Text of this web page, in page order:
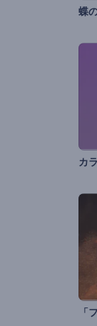
蝶
カ
「